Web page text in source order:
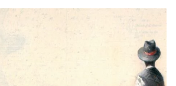
Lyon investit les murs de la rédaction du
des images et des récits d’une Europe
aborde la migration et, par ricochet, sa
de témoignages, d’archives et de